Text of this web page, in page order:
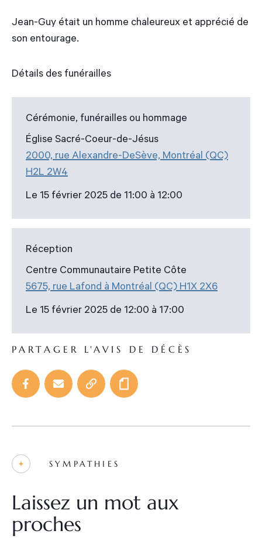
Jean-Guy était un homme chaleureux et apprécié de
son entourage.
Détails des funérailles
Cérémonie, funérailles ou hommage
Église Sacré-Coeur-de-Jésus
2000, rue Alexandre-DeSève, Montréal (QC)
H2L 2W4
Le 15 février 2025 de 11:00 à 12:00
Réception
Centre Communautaire Petite Côte
5675, rue Lafond à Montréal (QC) H1X 2X6
Le 15 février 2025 de 12:00 à 17:00
PARTAGER L'AVIS DE DÉCÈS
SYMPATHIES
Laissez un mot aux
proches